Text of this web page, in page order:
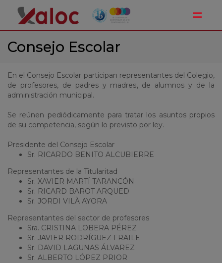
Consejo Escolar
En el Consejo Escolar participan representantes del Colegio,
de profesores, de padres y madres, de alumnos y de la
administración municipal.
Se reúnen pediódicamente para tratar los asuntos propios
de su competencia, según lo previsto por ley.
Presidente del Consejo Escolar
Sr. RICARDO BENITO ALCUBIERRE
Representantes de la Titularitad
Sr. XAVIER MARTÍ TARANCÓN
Sr. RICARD BAROT ARQUED
Sr. JORDI VILÀ AYORA
Representantes del sector de profesores
Sra. CRISTINA LOBERA PÉREZ
Sr. JAVIER RODRÍGUEZ FRAILE
Sr. DAVID LAGUNAS ÁLVAREZ
Sr. ALBERTO LÓPEZ PRIOR